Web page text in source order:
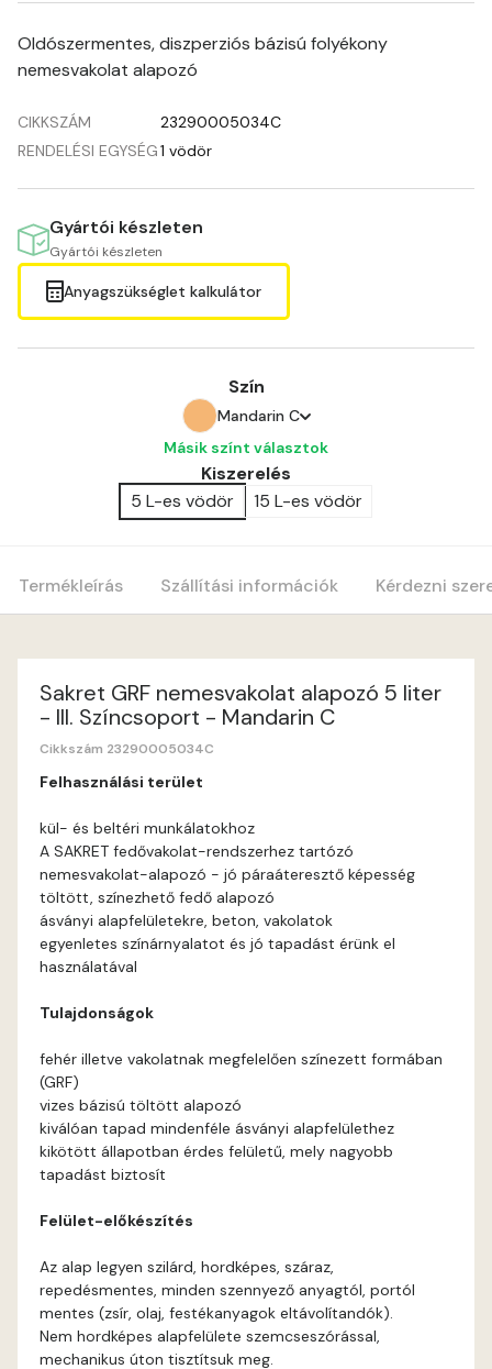
Oldószermentes, diszperziós bázisú folyékony
nemesvakolat alapozó
CIKKSZÁM
23290005034C
RENDELÉSI EGYSÉG1 vödör
Gyártói készleten
Gyártói készleten
Anyagszükséglet kalkulátor
Szín
Mandarin C
Amber B
Anticred A
Apricot B
Ash A
Basalt A
Brick B
Cobalt B
Másik színt választok
Kiszerelés
5 L-es vödör
15 L-es vödör
Termékleírás Szállítási információk Kérdezni
Sakret GRF nemesvakolat alapozó 5 liter
- III. Színcsoport - Mandarin C
Cikkszám 23290005034C
Felhasználási terület
kül- és beltéri munkálatokhoz
A SAKRET fedővakolat-rendszerhez tartózó
nemesvakolat-alapozó - jó páraáteresztő képesség
töltött, színezhető fedő alapozó
ásványi alapfelületekre, beton, vakolatok
egyenletes színárnyalatot és jó tapadást érünk el
használatával
Tulajdonságok
fehér illetve vakolatnak megfelelően színezett formában
(GRF)
vizes bázisú töltött alapozó
kiválóan tapad mindenféle ásványi alapfelülethez
kikötött állapotban érdes felületű, mely nagyobb
tapadást biztosít
Felület-előkészítés
Az alap legyen szilárd, hordképes, száraz,
repedésmentes, minden szennyező anyagtól, portól
mentes (zsír, olaj, festékanyagok eltávolítandók).
Nem hordképes alapfelülete szemcseszórással,
mechanikus úton tisztítsuk meg.